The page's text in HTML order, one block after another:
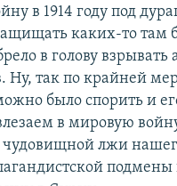
в 1914 году под
каких-то там
в голову взрывать
Ну, так по крайней
было спорить и
в мировую
лжи